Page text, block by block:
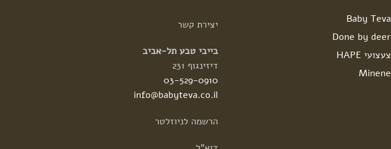
Baby Teva
Done by deer
צעצועי HAPE
Minene
יצירתקשר
בייבי טבע תל-אביב
דיזינגוף 231
03-529-0910
info@babyteva.co.il
הרשמה לניוזלטר